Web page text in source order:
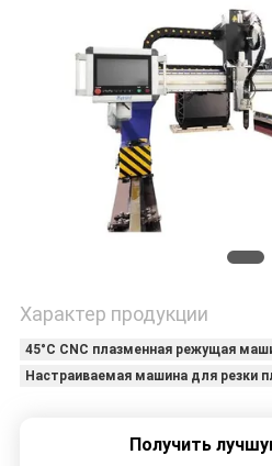
УЕДИНЕНИЯ
Характер продукции
45°C CNC плазменная режущая
Настраиваемая машина для резки
Получить